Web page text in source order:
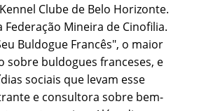
Clube de Belo Horizonte.
Federação Mineira de Cinofilia.
Buldogue Francês", o maior
sobre buldogues franceses, e
sociais que levam esse
e consultora sobre bem-